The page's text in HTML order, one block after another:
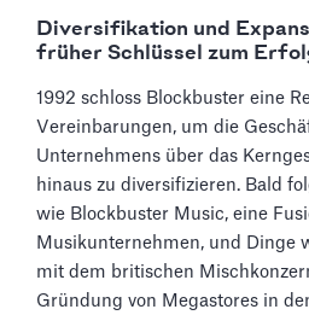
Diversifikation und
früher Schlüssel zum
1992 schloss Blockbuster eine
Vereinbarungen, um die
Unternehmens über das
hinaus zu diversifizieren. Bald
wie Blockbuster Music, eine
Musikunternehmen, und Dinge
mit dem britischen
Gründung von Megastores in